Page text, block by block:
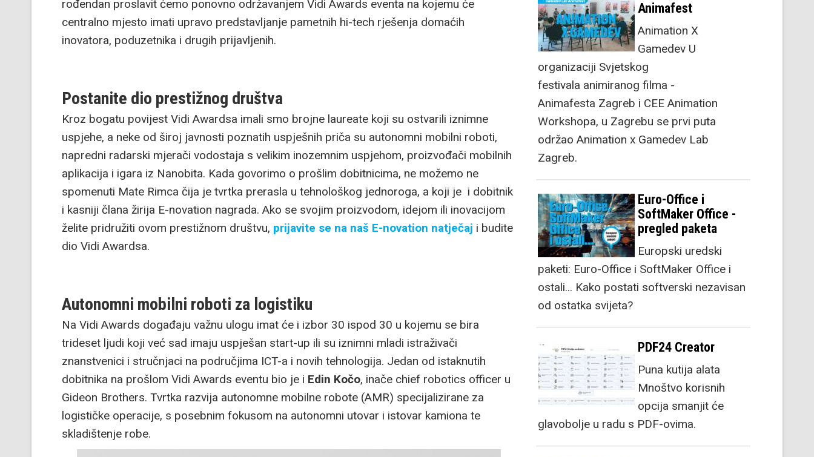
rođendan proslavit ćemo ponovno održavanjem Vidi Awards eventa na kojemu će
centralno mjesto imati upravo predstavljanje pametnih hi-tech rješenja domaćih
inovatora, poduzetnika i drugih prijavljenih.
Postanite dio prestižnog društva
Kroz bogatu povijest Vidi Awardsa imali smo brojne laureate koji su ostvarili iznimne
uspjehe, a neke od široj javnosti poznatih uspješnih priča su autonomni mobilni roboti,
napredni radarski mjerači vodostaja s velikim inozemnim uspjehom, proizvođači mobilnih
aplikacija i igara iz Nanobita. Kada govorimo o prošlim dobitnicima, ne možemo ne
spomenuti Mate Rimca čija je tvrtka prerasla u tehnološkog jednoroga, a koji je i dobitnik
i kasniji člana žirija E-novation nagrada. Ako se svojim proizvodom, idejom ili inovacijom
želite pridružiti ovom prestižnom društvu, prijavite se na naš E-novation natječaj i budite
dio Vidi Awardsa.
Autonomni mobilni roboti za logistiku
Na Vidi Awards događaju važnu ulogu imat će i izbor 30 ispod 30 u kojemu se bira
trideset ljudi koji već sad imaju uspješan start-up ili su iznimni mladi istraživači
znanstvenici i stručnjaci na područjima ICT-a i novih tehnologija. Jedan od istaknutih
dobitnika na prošlom Vidi Awards eventu bio je i Edin Kočo, inače chief robotics officer u
Gideon Brothers. Tvrtka razvija autonomne mobilne robote (AMR) specijalizirane za
logističke operacije, s posebnim fokusom na autonomni utovar i istovar kamiona te
skladištenje robe.
Animafest
Animation X
Gamedev U
organizaciji Svjetskog
festivala animiranog filma -
Animafesta Zagreb i CEE Animation
Workshopa, u Zagrebu se prvi puta
održao Animation x Gamedev Lab
Zagreb.
Euro-Office i
SoftMaker Office -
pregled paketa
Europski uredski
paketi: Euro-Office i SoftMaker Office i
ostali... Kako postati softverski nezavisan
od ostatka svijeta?
PDF24 Creator
Puna kutija alata
Mnoštvo korisnih
opcija smanjit će
glavobolje u radu s PDF-ovima.